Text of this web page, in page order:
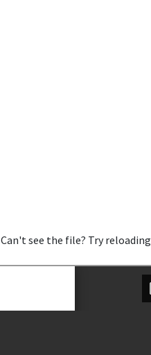
Can't see the file? Try reloading